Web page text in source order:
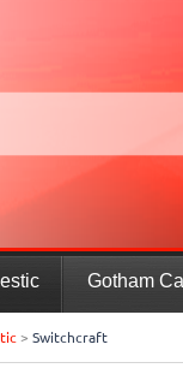
Gotham
> Switchcraft